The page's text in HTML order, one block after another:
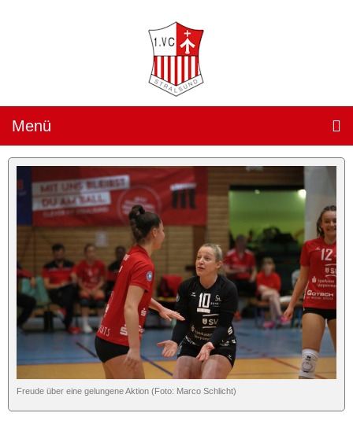
Menü
Teams »
1. Damen
(„Sparkassen Wildcats Stralsund“) »
Team
Spielplan
Ergebnisse
Heimspiele »
Tickets
Spieltagshefte
Freude über eine gelungene Aktion (Foto: Marco Schlicht)